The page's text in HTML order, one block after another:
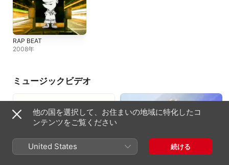
RAP BEAT
2008年
ミュージックビデオ
ハローネガティブ (feat. アリレム &
When They Cry
他の国を選択して、お住まいの地域に特化したコ
ンテンツをご覧ください
United States 続ける